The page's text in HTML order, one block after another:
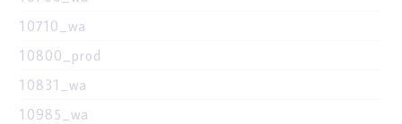
10710_wa
10800_prod
10831_wa
10985_wa